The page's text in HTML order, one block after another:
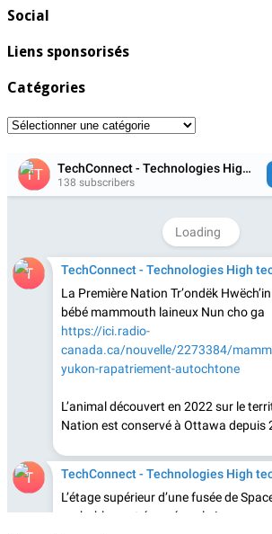
Social
Liens sponsorisés
Catégories
Catégories